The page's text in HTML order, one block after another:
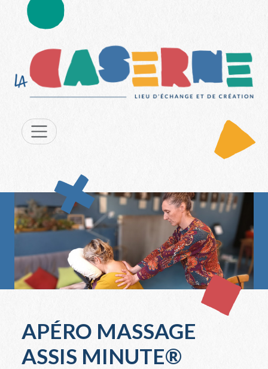
APÉRO MASSAGE
ASSIS MINUTE®